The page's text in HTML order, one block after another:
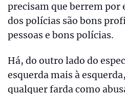
precisam que berrem por
dos polícias são bons
pessoas e bons polícias.
Há, do outro lado do
esquerda mais à
qualquer farda como